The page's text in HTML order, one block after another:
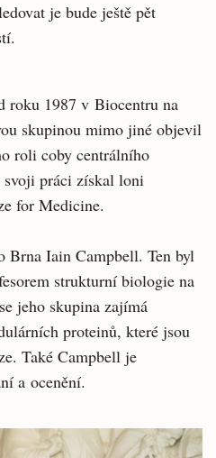
je bude ještě pět
roku 1987 v Biocentru na
skupinou mimo jiné objevil
roli coby centrálního
svoji práci získal loni
for Medicine.
Iain Campbell. Ten byl
strukturní biologie na
jeho skupina zajímá
proteinů, které jsou
Také Campbell je
a ocenění.